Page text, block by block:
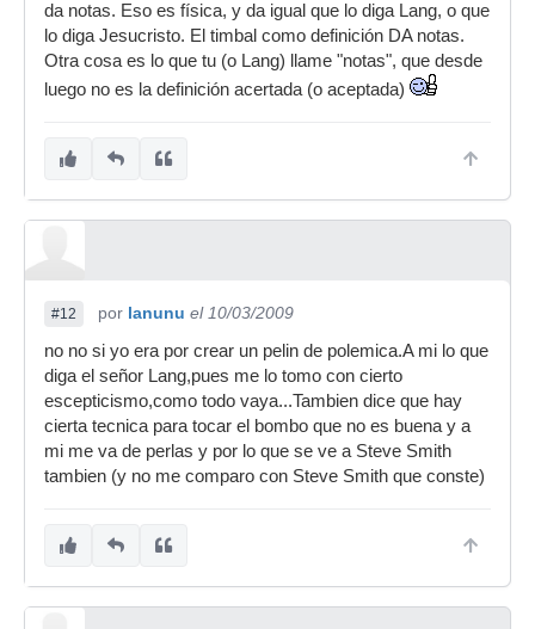
da notas. Eso es física, y da igual que lo diga Lang, o que
lo diga Jesucristo. El timbal como definición DA notas.
Otra cosa es lo que tu (o Lang) llame "notas", que desde
luego no es la definición acertada (o aceptada)
#12 por lanunu el 10/03/2009
no no si yo era por crear un pelin de polemica.A mi lo que
diga el señor Lang,pues me lo tomo con cierto
escepticismo,como todo vaya...Tambien dice que hay
cierta tecnica para tocar el bombo que no es buena y a
mi me va de perlas y por lo que se ve a Steve Smith
tambien (y no me comparo con Steve Smith que conste)